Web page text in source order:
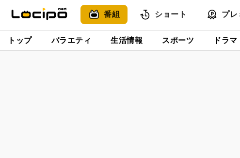
番組 ショート プレ
トップ バラエティ 生活情報 スポーツ ドラマ